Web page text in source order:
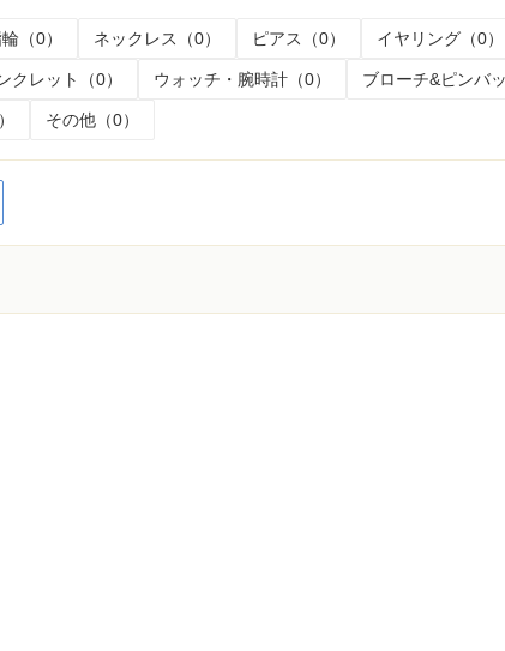
（0） ネックレス（0） ピアス（0） イヤリング（0）
クレット（0） ウォッチ・腕時計（0） ブローチ&ピンバ
その他（0）